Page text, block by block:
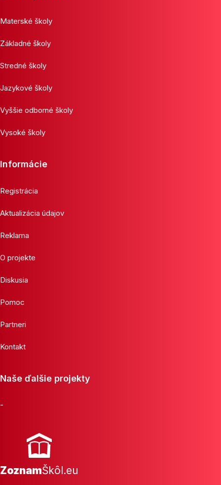
Materské školy
Základné školy
Stredné školy
Jazykové školy
Vyššie odborné školy
Vysoké školy
Informácie
Registrácia
Aktualizácia údajov
Reklama
O projekte
Diskusia
Pomoc
Partneri
Kontakt
Naše ďalšie projekty
-
ZoznamŠkôl.eu